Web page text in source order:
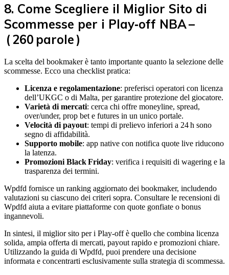
8. Come Scegliere il Miglior Sito di
Scommesse per i Play‑off NBA –
( 260 parole )
La scelta del bookmaker è tanto importante quanto la selezione delle
scommesse. Ecco una checklist pratica:
Licenza e regolamentazione: preferisci operatori con licenza
dell’UKGC o di Malta, per garantire protezione del giocatore.
Varietà di mercati: cerca chi offre moneyline, spread,
over/under, prop bet e futures in un unico portale.
Velocità di payout: tempi di prelievo inferiori a 24 h sono
segno di affidabilità.
Supporto mobile: app native con notifica quote live riducono
la latenza.
Promozioni Black Friday: verifica i requisiti di wagering e la
trasparenza dei termini.
Wpdfd fornisce un ranking aggiornato dei bookmaker, includendo
valutazioni su ciascuno dei criteri sopra. Consultare le recensioni di
Wpdfd aiuta a evitare piattaforme con quote gonfiate o bonus
ingannevoli.
In sintesi, il miglior sito per i Play‑off è quello che combina licenza
solida, ampia offerta di mercati, payout rapido e promozioni chiare.
Utilizzando la guida di Wpdfd, puoi prendere una decisione
informata e concentrarti esclusivamente sulla strategia di scommessa.